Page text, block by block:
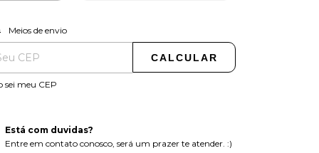
para o CEP:
Meios de envio
CALCULAR
sei meu CEP
Está com duvidas?
Entre em contato conosco, será um prazer te atender. :)